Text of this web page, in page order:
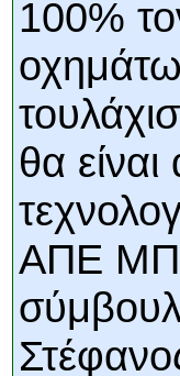
100%
θα
ΑΠΕ